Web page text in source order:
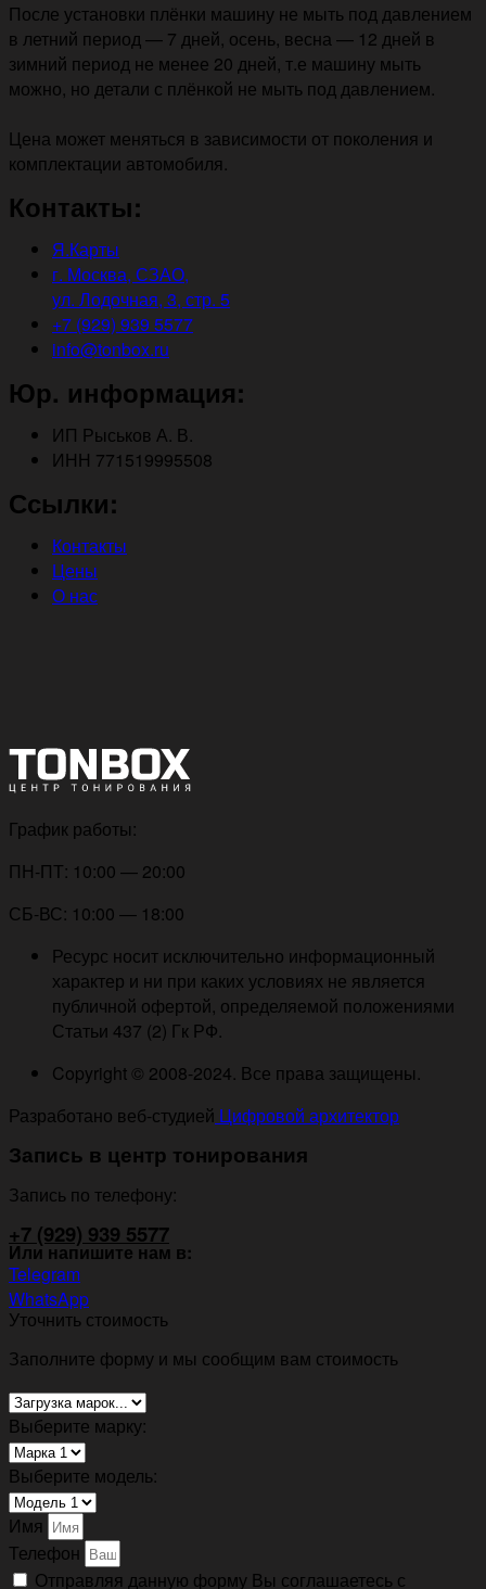
После установки плёнки машину не мыть под давлением
в летний период — 7 дней, осень, весна — 12 дней в
зимний период не менее 20 дней, т.е машину мыть
можно, но детали с плёнкой не мыть под давлением.
Цена может меняться в зависимости от поколения и
комплектации автомобиля.
Контакты:
Я.Карты
г. Москва, СЗАО,
ул. Лодочная, 3, стр. 5
+7 (929) 939 5577
info@tonbox.ru
Юр. информация:
ИП Рыськов А. В.
ИНН 771519995508
Ссылки:
Контакты
Цены
О нас
График работы:
ПН-ПТ: 10:00 — 20:00
СБ-ВС: 10:00 — 18:00
Ресурс носит исключительно информационный
характер и ни при каких условиях не является
публичной офертой, определяемой положениями
Статьи 437 (2) Гк РФ.
Copyright © 2008-2024. Все права защищены.
Разработано веб-студией Цифровой архитектор
Запись в центр тонирования
Запись по телефону:
+7 (929) 939 5577
Или напишите нам в:
Telegram
WhatsApp
Уточнить стоимость
Заполните форму и мы сообщим вам стоимость
Выберите марку:
Выберите модель:
Имя
Телефон
Отправляя данную форму Вы соглашаетесь с